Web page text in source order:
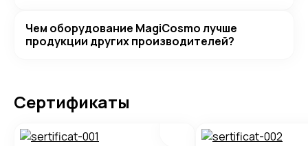
Чем оборудование MagiCosmo лучше
продукции других производителей?
Сертификаты